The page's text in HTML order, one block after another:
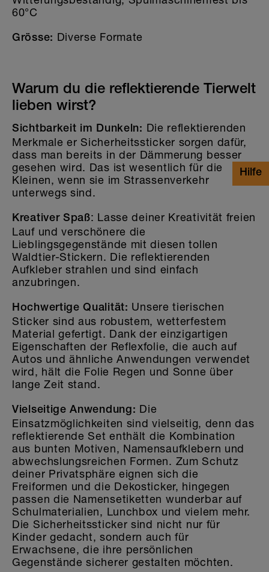
60°C
Grösse: Diverse Formate
Warum du die reflektierende Tierwelt
lieben wirst?
Sichtbarkeit im Dunkeln: Die reflektierenden
Merkmale er Sicherheitssticker sorgen dafür,
dass man bereits in der Dämmerung besser
gesehen wird. Das ist wesentlich für die
Kleinen, wenn sie im Strassenverkehr
unterwegs sind.
Kreativer Spaß: Lasse deiner Kreativität freien
Lauf und verschönere die
Lieblingsgegenstände mit diesen tollen
Waldtier-Stickern. Die reflektierenden
Aufkleber strahlen und sind einfach
anzubringen.
Hochwertige Qualität: Unsere tierischen
Sticker sind aus robustem, wetterfestem
Material gefertigt. Dank der einzigartigen
Eigenschaften der Reflexfolie, die auch auf
Autos und ähnliche Anwendungen verwendet
wird, hält die Folie Regen und Sonne über
lange Zeit stand.
Vielseitige Anwendung: Die
Einsatzmöglichkeiten sind vielseitig, denn das
reflektierende Set enthält die Kombination
aus bunten Motiven, Namensaufklebern und
abwechslungsreichen Formen. Zum Schutz
deiner Privatsphäre eignen sich die
Freiformen und die Dekosticker, hingegen
passen die Namensetiketten wunderbar auf
Schulmaterialien, Lunchbox und vielem mehr.
Die Sicherheitssticker sind nicht nur für
Kinder gedacht, sondern auch für
Erwachsene, die ihre persönlichen
Gegenstände sicherer gestalten möchten.
Kundendienst: info@stickerella.com